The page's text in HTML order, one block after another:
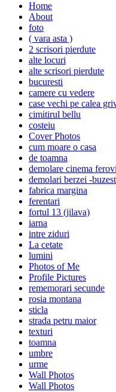
Home
About
foto
( vara asta )
2 scrisori pierdute
alte locuri
alte scrisori pierdute
bucuresti
camere cu vedere
case vechi pe calea
cimitirul bellu
costeiu
Cover Photos
cum moare o casa
de toamna
demolare cinema
demolari berzei -
fabrica margina
ferentari
fortul 13 (jilava)
iarna
intre ziduri
La cetate
lumini
Photos of Me
Profile Pictures
rememorari secunde
rosia montana
sticla
strada petru maior
texturi
toamna
umbre
urme
Wall Photos
Wall Photos